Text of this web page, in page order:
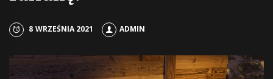
8 WRZEŚNIA 2021 ADMIN